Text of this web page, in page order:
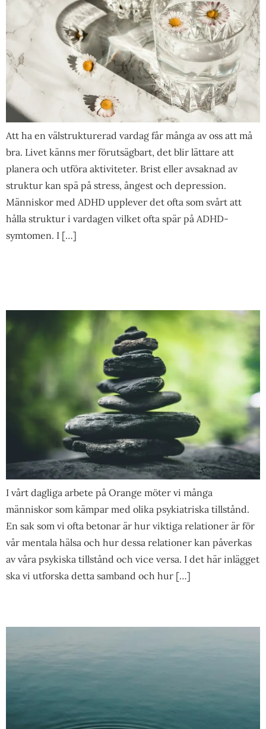
Att ha en välstrukturerad vardag får många av oss att må
bra. Livet känns mer förutsägbart, det blir lättare att
planera och utföra aktiviteter. Brist eller avsaknad av
struktur kan spä på stress, ångest och depression.
Människor med ADHD upplever det ofta som svårt att
hålla struktur i vardagen vilket ofta spär på ADHD-
symtomen. I […]
I vårt dagliga arbete på Orange möter vi många
människor som kämpar med olika psykiatriska tillstånd.
En sak som vi ofta betonar är hur viktiga relationer är för
vår mentala hälsa och hur dessa relationer kan påverkas
av våra psykiska tillstånd och vice versa. I det här inlägget
ska vi utforska detta samband och hur […]